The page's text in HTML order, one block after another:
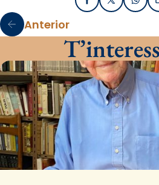
FacebookX / Twitter
Anterior